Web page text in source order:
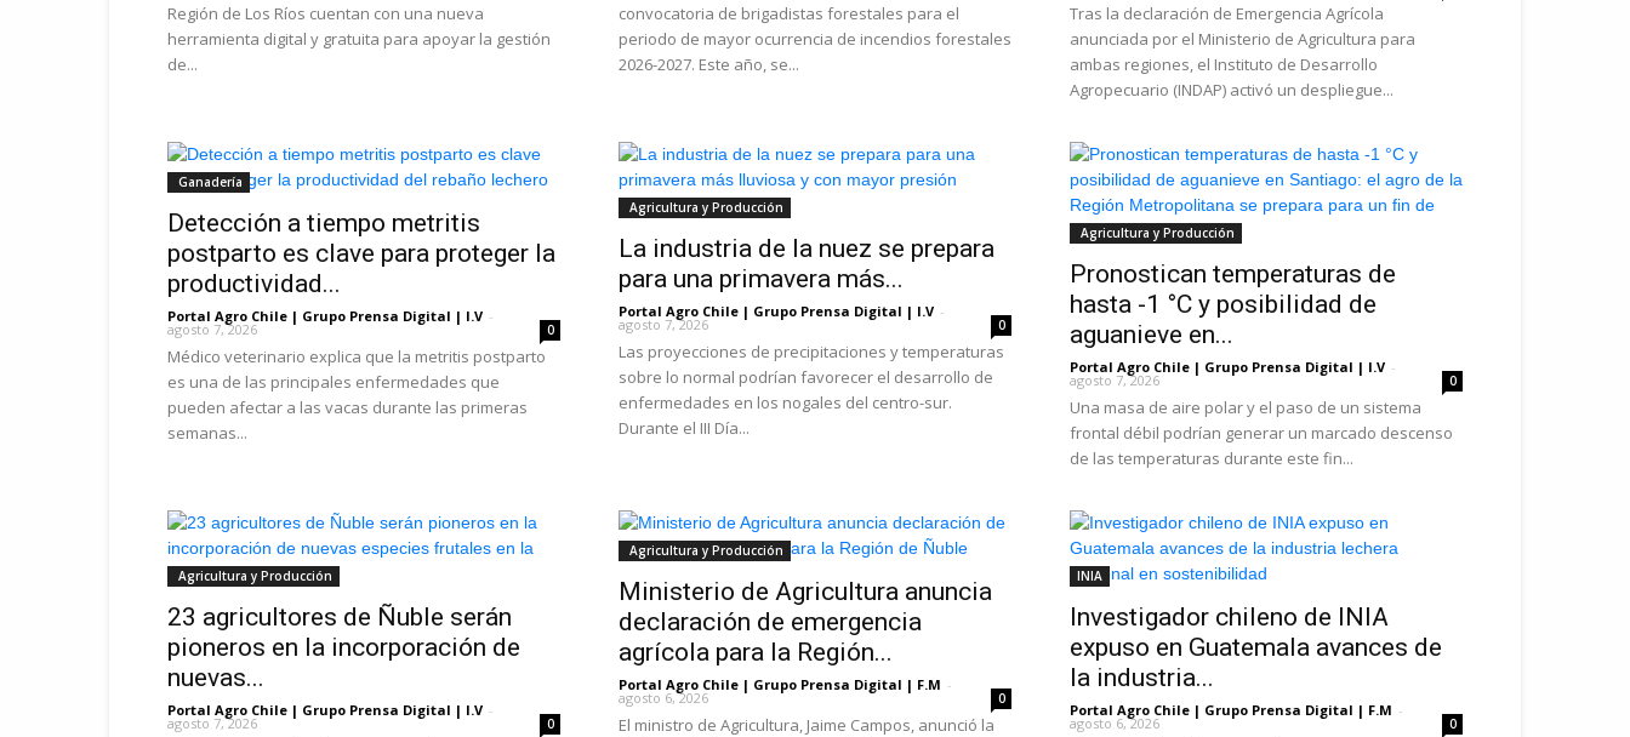
Región de Los Ríos cuentan con una nueva
herramienta digital y gratuita para apoyar la gestión
de...
convocatoria de brigadistas forestales para el
periodo de mayor ocurrencia de incendios forestales
2026-2027. Este año, se...
Tras la declaración de Emergencia Agrícola
anunciada por el Ministerio de Agricultura para
ambas regiones, el Instituto de Desarrollo
Agropecuario (INDAP) activó un despliegue...
Ganadería
Detección a tiempo metritis
postparto es clave para proteger la
productividad...
Portal Agro Chile | Grupo Prensa Digital | I.V -
agosto 7, 2026 0
Médico veterinario explica que la metritis postparto
es una de las principales enfermedades que
pueden afectar a las vacas durante las primeras
semanas...
Agricultura y Producción
La industria de la nuez se prepara
para una primavera más...
Portal Agro Chile | Grupo Prensa Digital | I.V -
agosto 7, 2026 0
Las proyecciones de precipitaciones y temperaturas
sobre lo normal podrían favorecer el desarrollo de
enfermedades en los nogales del centro-sur.
Durante el III Día...
Agricultura y Producción
Pronostican temperaturas de
hasta -1 °C y posibilidad de
aguanieve en...
Portal Agro Chile | Grupo Prensa Digital | I.V -
agosto 7, 2026 0
Una masa de aire polar y el paso de un sistema
frontal débil podrían generar un marcado descenso
de las temperaturas durante este fin...
Agricultura y Producción
23 agricultores de Ñuble serán
pioneros en la incorporación de
nuevas...
Portal Agro Chile | Grupo Prensa Digital | I.V -
agosto 7, 2026 0
Agricultura y Producción
Ministerio de Agricultura anuncia
declaración de emergencia
agrícola para la Región...
Portal Agro Chile | Grupo Prensa Digital | F.M -
agosto 6, 2026 0
El ministro de Agricultura, Jaime Campos, anunció la
INIA
Investigador chileno de INIA
expuso en Guatemala avances de
la industria...
Portal Agro Chile | Grupo Prensa Digital | F.M -
agosto 6, 2026 0